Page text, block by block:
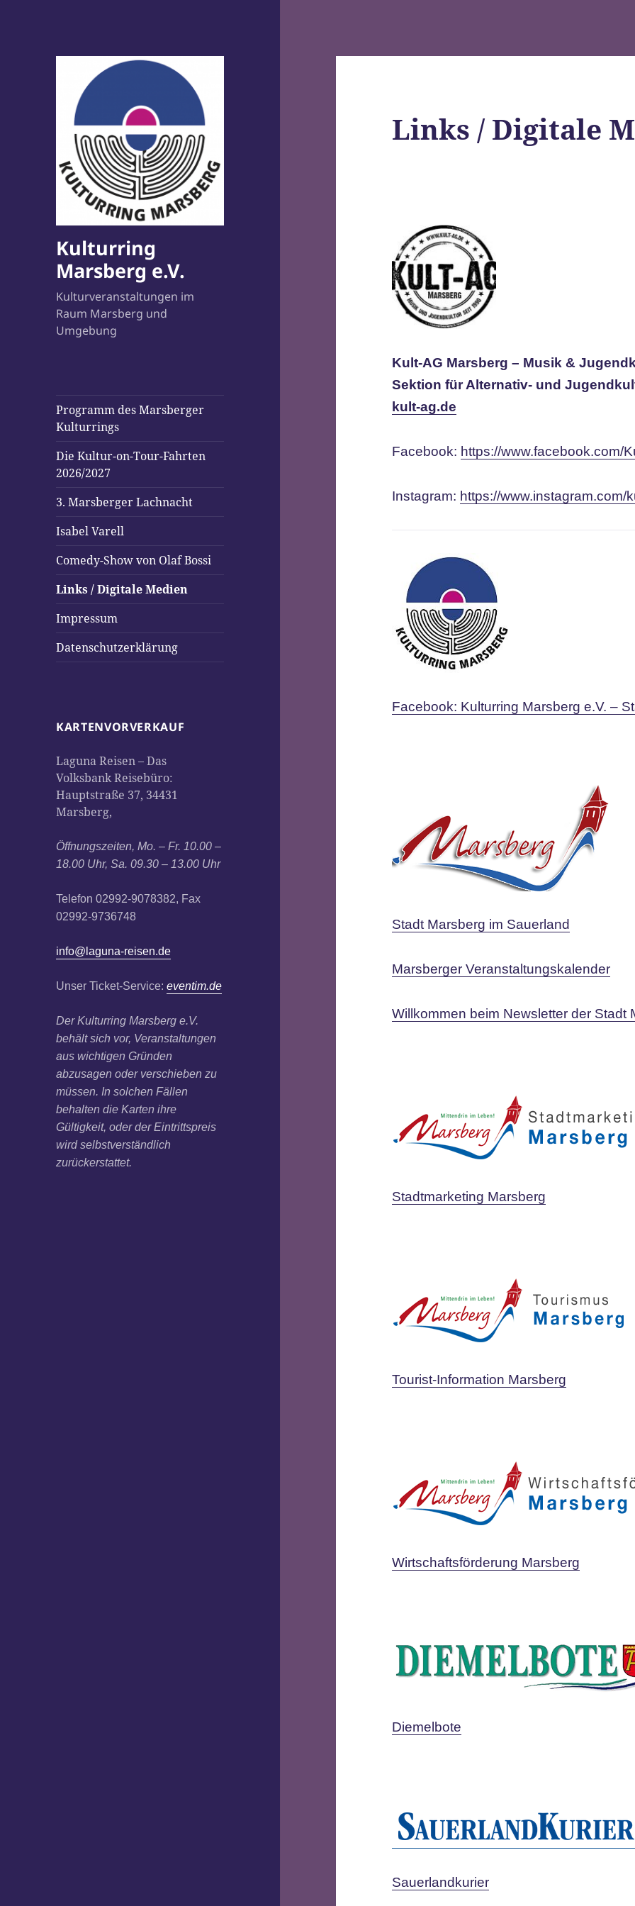
Kulturring
Marsberg e.V.
Kulturveranstaltungen im
Raum Marsberg und
Umgebung
Programm des Marsberger
Kulturrings
Die Kultur-on-Tour-Fahrten
2026/2027
3. Marsberger Lachnacht
Isabel Varell
Comedy-Show von Olaf Bossi
Links / Digitale Medien
Impressum
Datenschutzerklärung
KARTENVORVERKAUF
Laguna Reisen – Das
Volksbank Reisebüro:
Hauptstraße 37, 34431
Marsberg,
Öffnungszeiten, Mo. – Fr. 10.00 –
18.00 Uhr, Sa. 09.30 – 13.00 Uhr
Telefon 02992-9078382, Fax
02992-9736748
info@laguna-reisen.de
Unser Ticket-Service:eventim.de
Der Kulturring Marsberg e.V.
behält sich vor, Veranstaltungen
aus wichtigen Gründen
abzusagen oder verschieben zu
müssen. In solchen Fällen
behalten die Karten ihre
Gültigkeit, oder der Eintrittspreis
wird selbstverständlich
zurückerstattet.
Links / Digitale
Kult-AG Marsberg – Musik &
Sektion für Alternativ- und
kult-ag.de
Facebook: https://www.facebook.com/
Instagram: https://www.instagram.com/
Facebook: Kulturring Marsberg e.V. –
Stadt Marsberg im Sauerland
Marsberger Veranstaltungskalender
Willkommen beim Newsletter der Stadt
Stadtmarketing Marsberg
Tourist-Information Marsberg
Wirtschaftsförderung Marsberg
Diemelbote
Sauerlandkurier